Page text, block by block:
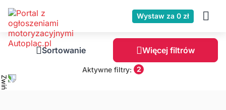
Wystaw za 0 zł
Sortowanie Więcej filtrów
Aktywne filtry: 2